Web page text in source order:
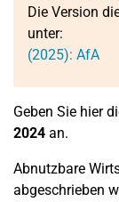
Die Version
unter:
(2025): AfA
Geben Sie hier
2024 an.
Abnutzbare
abgeschrieben